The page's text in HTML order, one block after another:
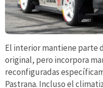
El interior mantiene parte
original, pero incorpora
reconfiguradas
Pastrana. Incluso el